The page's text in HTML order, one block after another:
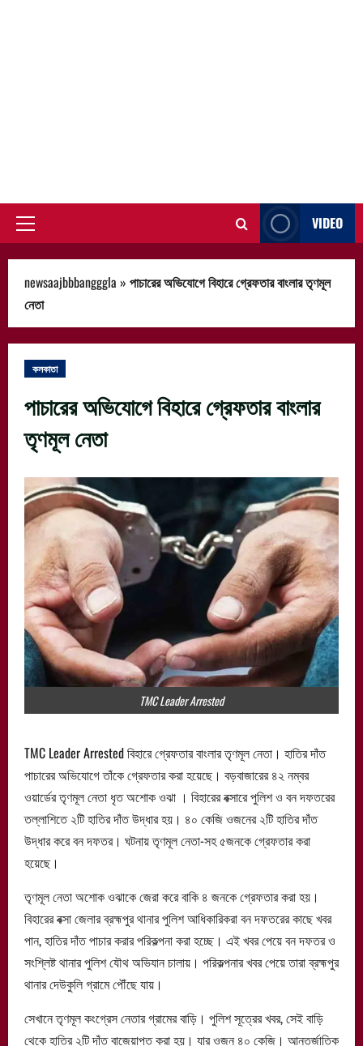
Primary
VIDEO
newsaajbbbangggla » পাচারের অভিযোগে বিহারে গ্রেফতার বাংলার তৃণমূল
নেতা
কলকাতা
পাচারের অভিযোগে বিহারে গ্রেফতার বাংলার
তৃণমূল নেতা
TMC Leader Arrested
TMC Leader Arrested বিহারে গ্রেফতার বাংলার তৃণমূল নেতা। হাতির দাঁত
পাচারের অভিযোগে তাঁকে গ্রেফতার করা হয়েছে। বড়বাজারের ৪২ নম্বর
ওয়ার্ডের তৃণমূল নেতা ধৃত অশোক ওঝা । বিহারের বক্সারে পুলিশ ও বন দফতরের
তল্লাশিতে ২টি হাতির দাঁত উদ্ধার হয়। ৪০ কেজি ওজনের ২টি হাতির দাঁত
উদ্ধার করে বন দফতর। ঘটনায় তৃণমূল নেতা-সহ ৫জনকে গ্রেফতার করা
হয়েছে।
তৃণমূল নেতা অশোক ওঝাকে জেরা করে বাকি ৪ জনকে গ্রেফতার করা হয়।
বিহারের বক্সা জেলার ব্রহ্মপুর থানার পুলিশ আধিকারিকরা বন দফতরের কাছে খবর
পান, হাতির দাঁত পাচার করার পরিকল্পনা করা হচ্ছে। এই খবর পেয়ে বন দফতর ও
সংশ্লিষ্ট থানার পুলিশ যৌথ অভিযান চালায়। পরিকল্পনার খবর পেয়ে তারা ব্রহ্মপুর
থানার দেউকুলি গ্রামে পৌঁছে যায়।
সেখানে তৃণমূল কংগ্রেস নেতার গ্রামের বাড়ি। পুলিশ সূত্রের খবর, সেই বাড়ি
থেকে হাতির ২টি দাঁত বাজেয়াপ্ত করা হয়। যার ওজন ৪০ কেজি। আন্তর্জাতিক